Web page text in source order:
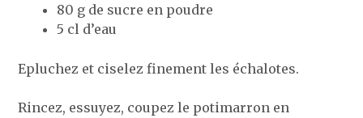
80 g de sucre en poudre
5 cl d’eau
Epluchez et ciselez finement les échalotes.
Rincez, essuyez, coupez le potimarron en